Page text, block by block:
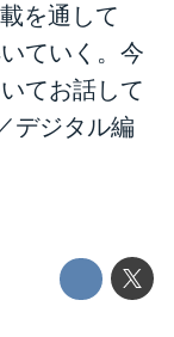
を通して
ていく。今
てお話して
デジタル編